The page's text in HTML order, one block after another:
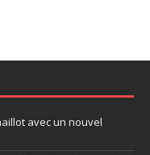
avec un nouvel